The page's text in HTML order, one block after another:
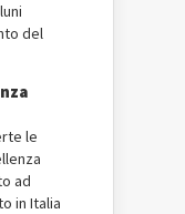
del
le
ad
in Italia